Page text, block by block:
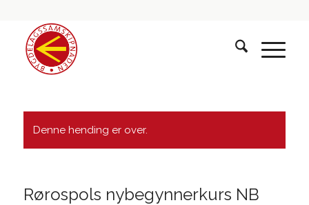
Denne hending er over.
Rørospols nybegynnerkurs NB